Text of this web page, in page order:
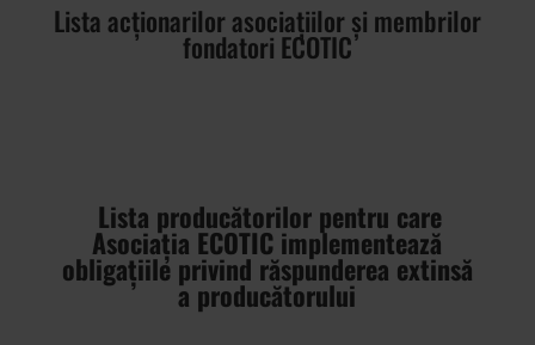
Lista acționarilor asociațiilor și membrilor
fondatori ECOTIC
Lista producătorilor pentru care
Asociația ECOTIC implementează
obligațiile privind răspunderea extinsă
a producătorului